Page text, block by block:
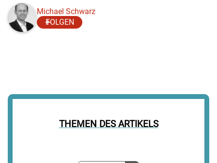
THEMEN DES ARTIKELS
Michael Schwarz
FOLGEN